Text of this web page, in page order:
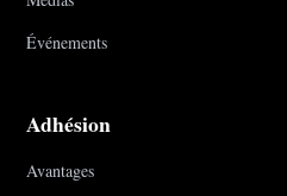
Événements
Adhésion
Avantages